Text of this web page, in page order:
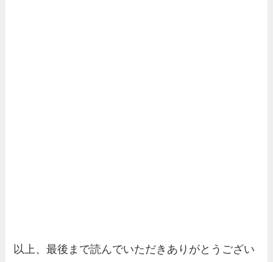
以上、最後まで読んでいただきありがとうござい